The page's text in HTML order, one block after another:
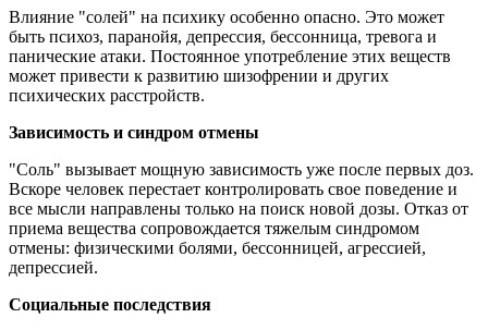
Влияние "солей" на психику особенно опасно. Это может
быть психоз, паранойя, депрессия, бессонница, тревога и
панические атаки. Постоянное употребление этих веществ
может привести к развитию шизофрении и других
психических расстройств.
Зависимость и синдром отмены
"Соль" вызывает мощную зависимость уже после первых доз.
Вскоре человек перестает контролировать свое поведение и
все мысли направлены только на поиск новой дозы. Отказ от
приема вещества сопровождается тяжелым синдромом
отмены: физическими болями, бессонницей, агрессией,
депрессией.
Социальные последствия